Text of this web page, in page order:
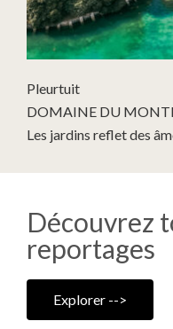
Pleurtuit
DOMAINE DU
Les jardins reflet des
Découvrez
reportages
Explorer -->